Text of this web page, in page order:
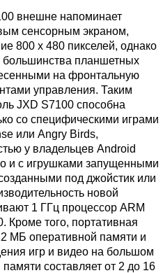
внешне напоминает
сенсорным экраном,
800 x 480 пикселей, однако
планшетных
на фронтальную
управления. Таким
JXD S7100 способна
со специфическими играми
или Angry Birds,
у владельцев Android
и с игрушками запущенными
под джойстик или
новой
1 ГГц процессор ARM
Кроме того, портативная
МБ оперативной памяти и
игр и видео на большом
составляет от 2 до 16